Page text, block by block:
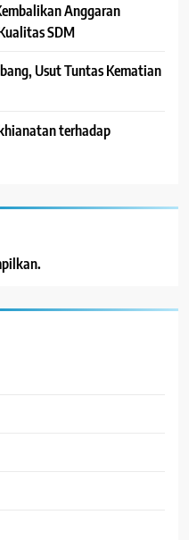
Anggaran
SDM
Usut Tuntas Kematian
terhadap